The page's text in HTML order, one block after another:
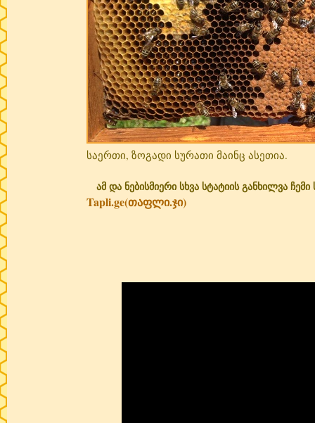
საერთი, ზოგადი სურათი მაინც ასეთია.
ამ და ნებისმიერი სხვა სტატიის განხილვა
Tapli.ge(თაფლი.ჯი)